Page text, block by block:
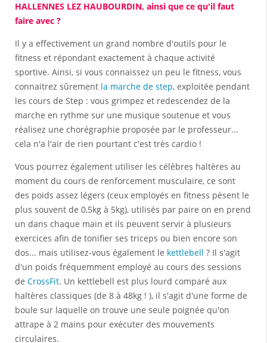
HALLENNES LEZ HAUBOURDIN, ainsi que ce qu'il faut
faire avec ?
Il y a effectivement un grand nombre d'outils pour le
fitness et répondant exactement à chaque activité
sportive. Ainsi, si vous connaissez un peu le fitness, vous
connaitrez sûrement la marche de step, exploitée pendant
les cours de Step : vous grimpez et redescendez de la
marche en rythme sur une musique soutenue et vous
réalisez une chorégraphie proposée par le professeur...
cela n'a l'air de rien pourtant c'est très cardio !
Vous pourrez également utiliser les célèbres haltères au
moment du cours de renforcement musculaire, ce sont
des poids assez légers (ceux employés en fitness pèsent le
plus souvent de 0,5kg à 5kg), utilisés par paire on en prend
un dans chaque main et ils peuvent servir à plusieurs
exercices afin de tonifier ses triceps ou bien encore son
dos... mais utilisez-vous également le kettlebell ? Il s'agit
d'un poids fréquemment employé au cours des sessions
de CrossFit. Un kettlebell est plus lourd comparé aux
haltères classiques (de 8 à 48kg ! ), il s'agit d'une forme de
boule sur laquelle on trouve une seule poignée qu'on
attrape à 2 mains pour exécuter des mouvements
circulaires.